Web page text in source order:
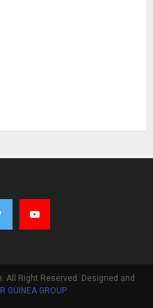
All Right Reserved. Designed and
GUINEA GROUP